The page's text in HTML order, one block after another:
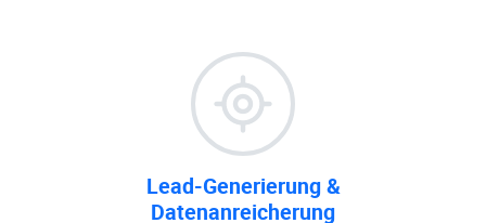
Lead-Generierung &
Datenanreicherung